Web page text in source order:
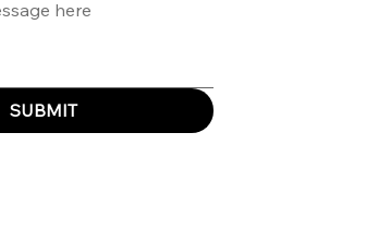
SUBMIT